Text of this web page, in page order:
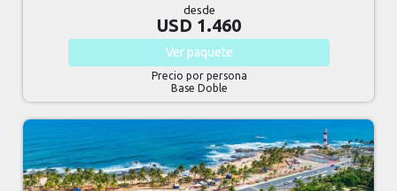
desde
USD 1.460
Ver paquete
Precio por persona
Base Doble